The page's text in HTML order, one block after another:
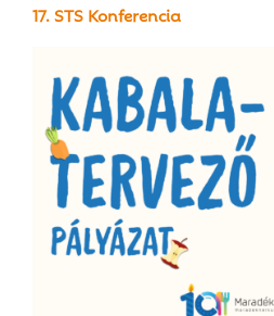
17. STS Konferencia